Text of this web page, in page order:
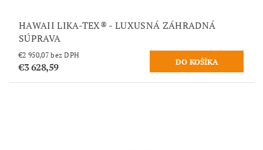
HAWAII LIKA-TEX® - LUXUSNÁ ZÁHRADNÁ
SÚPRAVA
€2 950,07 bez DPH
€3 628,59